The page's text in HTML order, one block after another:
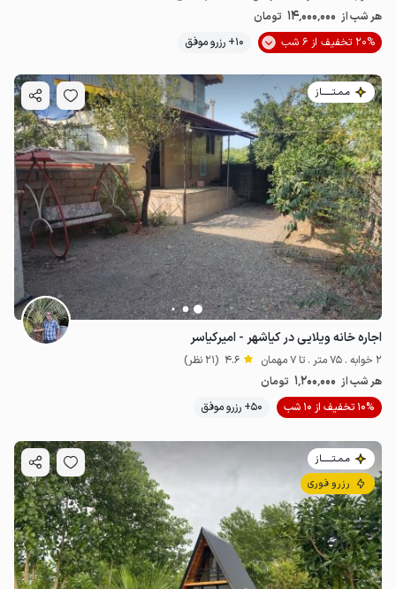
هر شب از 14٬000٬000 تومان
20% تخفیف از 6 شب
10+ رزرو موفق
مـمـتــــــاز
اجاره خانه ویلایی در کیاشهر - امیرکیاسر
2 خوابه . 75 متر . تا 7 مهمان 4.6 (21 نظر)
هر شب از 1٬200٬000 تومان
10% تخفیف از 10 شب
50+ رزرو موفق
مـمـتــــــاز
رزرو فوری